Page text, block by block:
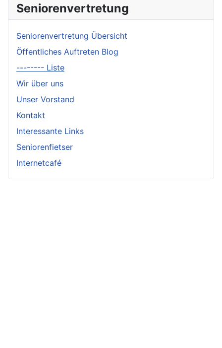
Seniorenvertretung
Seniorenvertretung Übersicht
Öffentliches Auftreten Blog
-------- Liste
Wir über uns
Unser Vorstand
Kontakt
Interessante Links
Seniorenfietser
Internetcafé